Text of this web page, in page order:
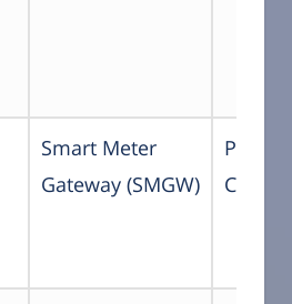
Smart Meter
Gateway (SMGW)
Power